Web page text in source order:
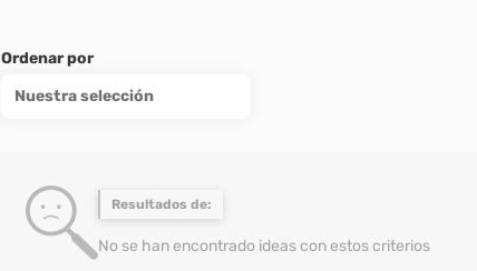
Ordenar por
Nuestra selección
Resultados de:
No se han encontrado ideas con estos criterios